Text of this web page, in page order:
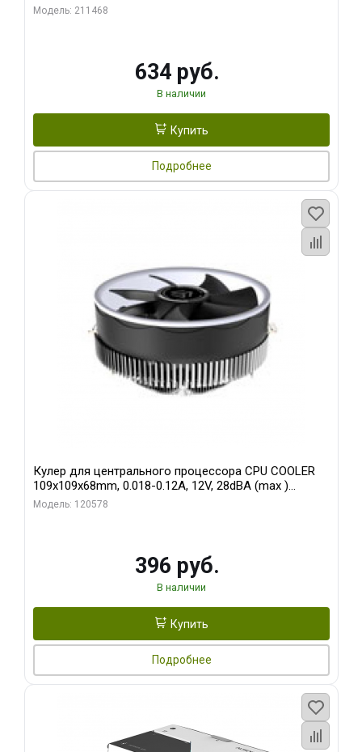
Модель: 211468
634 руб.
В наличии
Купить
Подробнее
Кулер для центрального процессора CPU COOLER
109x109x68mm, 0.018-0.12A, 12V, 28dBA (max )
+/-10%
Модель: 120578
396 руб.
В наличии
Купить
Подробнее